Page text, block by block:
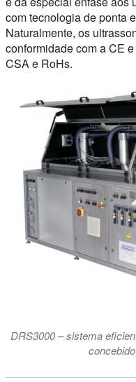
com tecnologia de ponta
Naturalmente, os
conformidade com a CE
CSA e RoHs.
DRS3000 – sistema